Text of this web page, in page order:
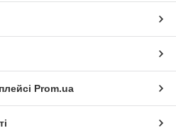
Prom.ua